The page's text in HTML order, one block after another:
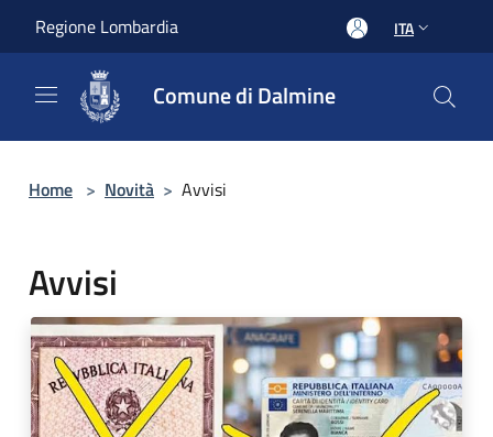
Regione Lombardia ITA
Comune di Dalmine
Home > Novità > Avvisi
Avvisi